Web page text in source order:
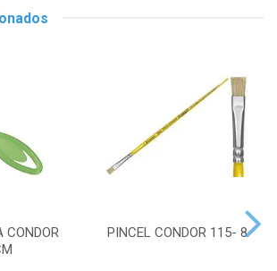
CONDOR
PINCEL CONDOR 115- 8